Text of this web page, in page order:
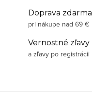
Doprava zdarma
pri nákupe nad 69 €
Vernostné zľavy
a zľavy po registrácii